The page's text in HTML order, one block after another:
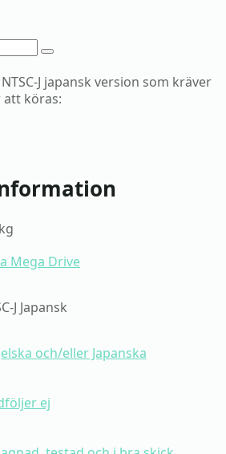
J japansk version som kräver
köras:
Mega Drive
J Japansk
och/eller Japanska
ej